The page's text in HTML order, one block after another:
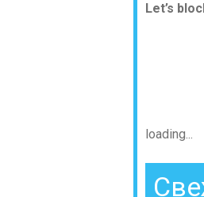
Let’s
loading...